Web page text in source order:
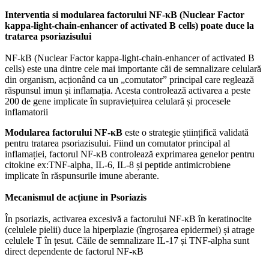
Interventia si modularea factorului NF-κB (Nuclear Factor
kappa-light-chain-enhancer of activated B cells) poate duce la
tratarea psoriazisului
NF-kB (Nuclear Factor kappa-light-chain-enhancer of activated B
cells) este una dintre cele mai importante căi de semnalizare celulară
din organism, acționând ca un „comutator” principal care reglează
răspunsul imun și inflamația. Acesta controlează activarea a peste
200 de gene implicate în supraviețuirea celulară și procesele
inflamatorii
Modularea factorului NF-κB este o strategie științifică validată
pentru tratarea psoriazisului. Fiind un comutator principal al
inflamației, factorul NF-κB controlează exprimarea genelor pentru
citokine ex:TNF-alpha, IL-6, IL-8 și peptide antimicrobiene
implicate în răspunsurile imune aberante.
Mecanismul de acțiune in Psoriazis
În psoriazis, activarea excesivă a factorului NF-κB în keratinocite
(celulele pielii) duce la hiperplazie (îngroșarea epidermei) și atrage
celulele T în țesut. Căile de semnalizare IL-17 și TNF-alpha sunt
direct dependente de factorul NF-κB